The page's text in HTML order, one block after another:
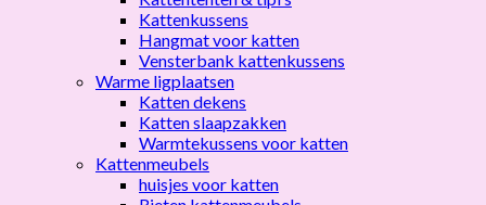
Kattenkussens
Hangmat voor katten
Vensterbank kattenkussens
Warme ligplaatsen
Katten dekens
Katten slaapzakken
Warmtekussens voor katten
Kattenmeubels
huisjes voor katten